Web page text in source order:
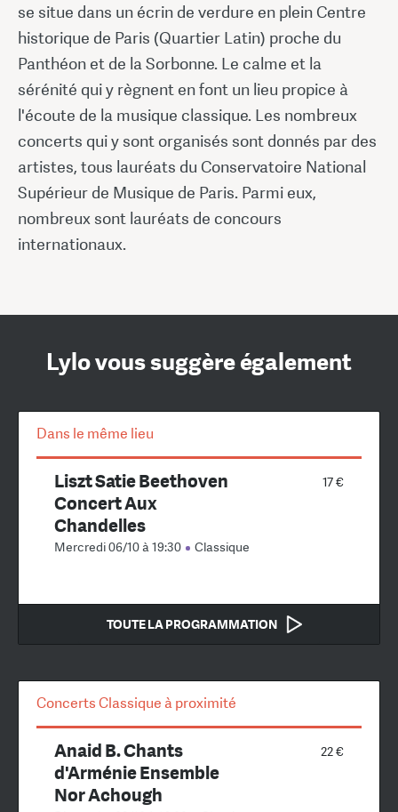
se situe dans un écrin de verdure en plein Centre
historique de Paris (Quartier Latin) proche du
Panthéon et de la Sorbonne. Le calme et la
sérénité qui y règnent en font un lieu propice à
l'écoute de la musique classique. Les nombreux
concerts qui y sont organisés sont donnés par des
artistes, tous lauréats du Conservatoire National
Supérieur de Musique de Paris. Parmi eux,
nombreux sont lauréats de concours
internationaux.
Lylo vous suggère également
Dans le même lieu
17 €
Liszt Satie Beethoven
Concert Aux
Chandelles
Mercredi 06/10 à 19:30 Classique
TOUTE LA PROGRAMMATION
Concerts Classique à proximité
22 €
Anaid B. Chants
d'Arménie Ensemble
Nor Achough